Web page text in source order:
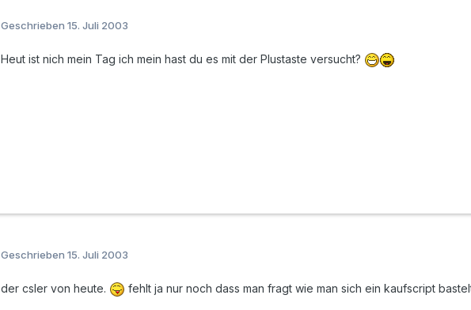
Geschrieben 15. Juli 2003
Heut ist nich mein Tag ich mein hast du es mit der Plustaste versucht?
Geschrieben 15. Juli 2003
der csler von heute. fehlt ja nur noch dass man fragt wie man sich ein kaufscript